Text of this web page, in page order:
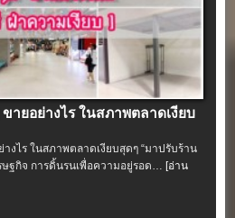
ขายอย่างไร ในสภาพตลาดเงียบ
งไร ในสภาพตลาดเงียบสุดๆ “มาปรับร้าน
ฐกิจ การดิ้นรนเพื่อความอยู่รอด… [อ่าน